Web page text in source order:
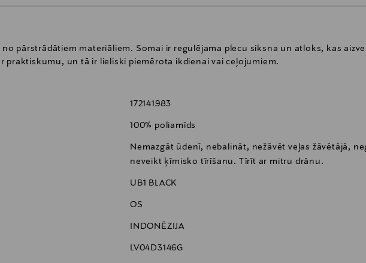
pārstrādātiem materiāliem. Somai ir regulējama plecu siksna un atloks, kas
praktiskumu, un tā ir lieliski piemērota ikdienai vai ceļojumiem.
172141983
100% poliamīds
Nemazgāt ūdenī, nebalināt, nežāvēt veļas žāvētājā,
neveikt ķīmisko tīrīšanu. Tīrīt ar mitru drānu.
UB1 BLACK
OS
INDONĒZIJA
LV04D3146G